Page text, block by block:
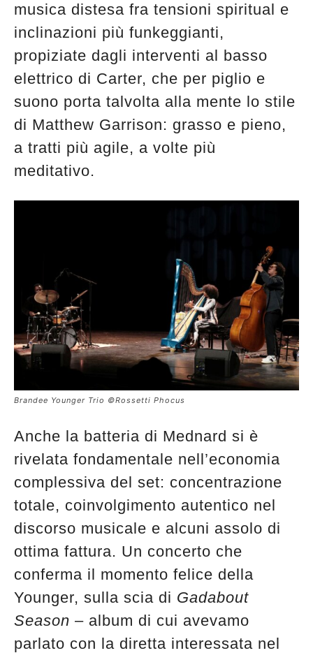
musica distesa fra tensioni spiritual e
inclinazioni più funkeggianti,
propiziate dagli interventi al basso
elettrico di Carter, che per piglio e
suono porta talvolta alla mente lo stile
di Matthew Garrison: grasso e pieno,
a tratti più agile, a volte più
meditativo.
Brandee Younger Trio ©Rossetti Phocus
Anche la batteria di Mednard si è
rivelata fondamentale nell’economia
complessiva del set: concentrazione
totale, coinvolgimento autentico nel
discorso musicale e alcuni assolo di
ottima fattura. Un concerto che
conferma il momento felice della
Younger, sulla scia di Gadabout
Season – album di cui avevamo
parlato con la diretta interessata nel